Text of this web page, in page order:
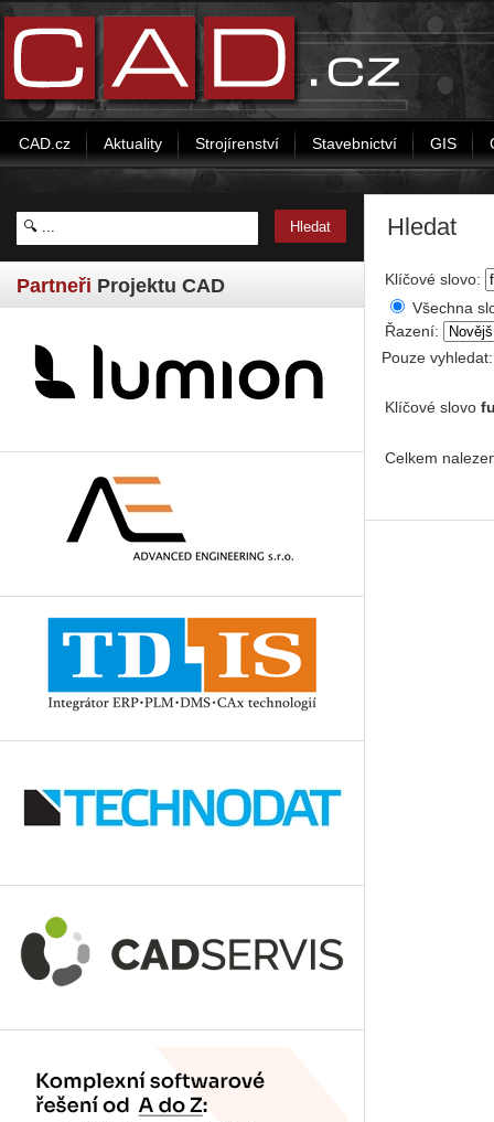
CAD.cz Aktuality Strojírenství Stavebnictví GIS
Partneři Projektu CAD
Hledat
Klíčové slovo:
Všechna
Řazení:
Pouze
Klíčové slovo
Celkem